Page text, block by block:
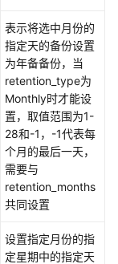
表示将选中月份的
指定天的备份设置
为年备备份，当
retention_type为
Monthly时才能设
置，取值范围为1-
28和-1，-1代表每
个月的最后一天，
需要与
retention_months
共同设置
设置指定月份的指
定星期中的指定天